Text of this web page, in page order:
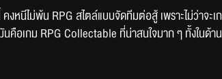
หนีไม่พ้น RPG สไตล์แบบจัดทีมต่อสู้ เพราะไม่ว่าจ
อเกม RPG Collectable ที่น่าสนใจมาก ๆ ทั้งในด้าน